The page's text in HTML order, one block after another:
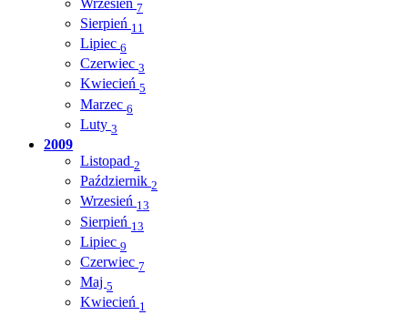
7
Sierpień 11
Lipiec 6
Czerwiec 3
Kwiecień 5
Marzec 6
Luty 3
2009
Listopad 2
Październik 2
Wrzesień 13
Sierpień 13
Lipiec 9
Czerwiec 7
Maj 5
Kwiecień 1